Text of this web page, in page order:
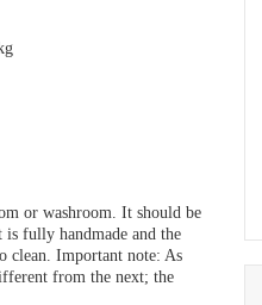
or washroom. It should be
fully handmade and the
clean. Important note: As
from the next; the